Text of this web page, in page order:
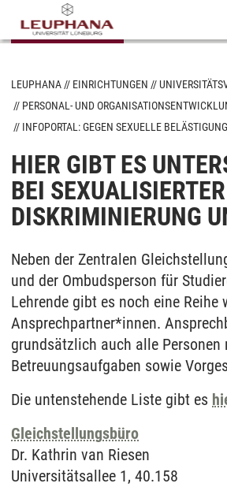
LEUPHANA EINRICHTUNGEN
PERSONAL- UND
INFOPORTAL: GEGEN SEXUELLE BELÄSTIGUNG
HIER GIBT ES
BEI SEXUALISIERTER
DISKRIMINIERUNG
Neben der Zentralen
und der Ombudsperson für
Lehrende gibt es noch eine Reihe
Ansprechpartner*innen.
grundsätzlich auch alle
Betreuungsaufgaben sowie
Die untenstehende Liste gibt es
Gleichstellungsbüro
Dr. Kathrin van Riesen
Universitätsallee 1, 40.158